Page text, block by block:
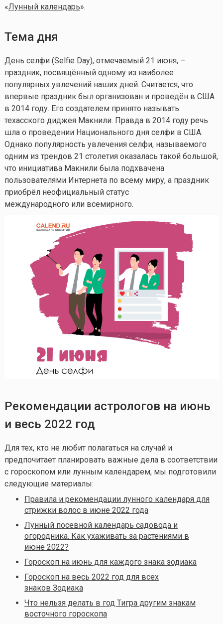
«Лунный календарь».
Тема дня
День селфи (Selfie Day), отмечаемый 21 июня, –
праздник, посвящённый одному из наиболее
популярных увлечений наших дней. Считается, что
впервые праздник был организован и проведён в США
в 2014 году. Его создателем принято называть
техасского диджея Макнили. Правда в 2014 году речь
шла о проведении Национального дня селфи в США.
Однако популярность увлечения селфи, называемого
одним из трендов 21 столетия оказалась такой большой,
что инициатива Макнили была подхвачена
пользователями Интернета по всему миру, а праздник
приобрёл неофициальный статус
международного или всемирного.
Рекомендации астрологов на июнь
и весь 2022 год
Для тех, кто не любит полагаться на случай и
предпочитает планировать важные дела в соответствии
с гороскопом или лунным календарем, мы подготовили
следующие материалы:
Правила и рекомендации лунного календаря для
стрижки волос в июне 2022 года
Лунный посевной календарь садовода и
огородника. Как ухаживать за растениями в
июне 2022?
Гороскоп на июнь для каждого знака зодиака
Гороскоп на весь 2022 год для всех
знаков Зодиака
Что нельзя делать в год Тигра другим знакам
восточного гороскопа